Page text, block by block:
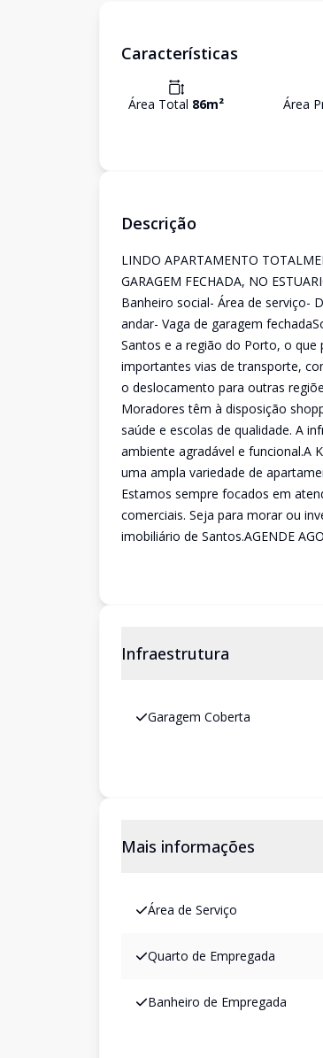
Características
Área Total 86m² Área
Descrição
LINDO APARTAMENTO
GARAGEM FECHADA, NO
Banheiro social- Área de serviço-
andar- Vaga de garagem
Santos e a região do Porto, o que
importantes vias de transporte,
o deslocamento para outras
Moradores têm à disposição
saúde e escolas de qualidade. A
ambiente agradável e funcional.A
uma ampla variedade de
Estamos sempre focados em
comerciais. Seja para morar ou
imobiliário de Santos.AGENDE
Infraestrutura
Garagem Coberta
Mais informações
Área de Serviço
Quarto de Empregada
Banheiro de Empregada